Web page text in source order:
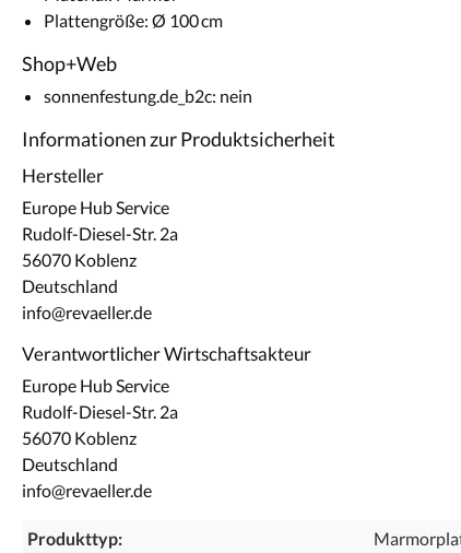
Plattengröße: Ø 100 cm
Shop+Web
sonnenfestung.de_b2c: nein
Informationen zur Produktsicherheit
Hersteller
Europe Hub Service
Rudolf-Diesel-Str. 2a
56070 Koblenz
Deutschland
info@revaeller.de
Verantwortlicher Wirtschaftsakteur
Europe Hub Service
Rudolf-Diesel-Str. 2a
56070 Koblenz
Deutschland
info@revaeller.de
Produkttyp: